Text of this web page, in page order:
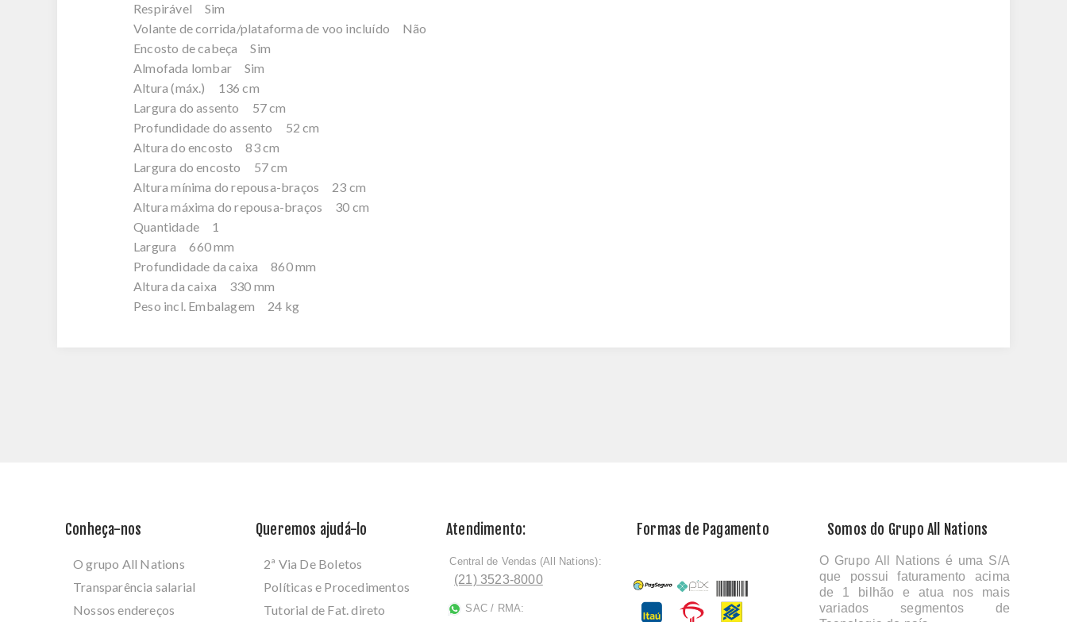
Respirável Sim
Volante de corrida/plataforma de voo incluído Não
Encosto de cabeça Sim
Almofada lombar Sim
Altura (máx.) 136 cm
Largura do assento 57 cm
Profundidade do assento 52 cm
Altura do encosto 83 cm
Largura do encosto 57 cm
Altura mínima do repousa-braços 23 cm
Altura máxima do repousa-braços 30 cm
Quantidade 1
Largura 660 mm
Profundidade da caixa 860 mm
Altura da caixa 330 mm
Peso incl. Embalagem 24 kg
Conheça-nos
O grupo All Nations
Transparência salarial
Nossos endereços
Queremos ajudá-lo
2ª Via De Boletos
Políticas e Procedimentos
Tutorial de Fat. direto
Atendimento:
ﾠCentral de Vendas (All Nations):
(21) 3523-8000
SAC / RMA:
Formas de Pagamento Somos do Grupo All Nations
O Grupo All Nations é uma S/A
que possui faturamento acima
de 1 bilhão e atua nos mais
variados segmentos de